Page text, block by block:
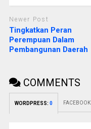
Newer Post
Tingkatkan Peran
Perempuan Dalam
Pembangunan Daerah
COMMENTS
WORDPRESS: 0 FACEBOOK: